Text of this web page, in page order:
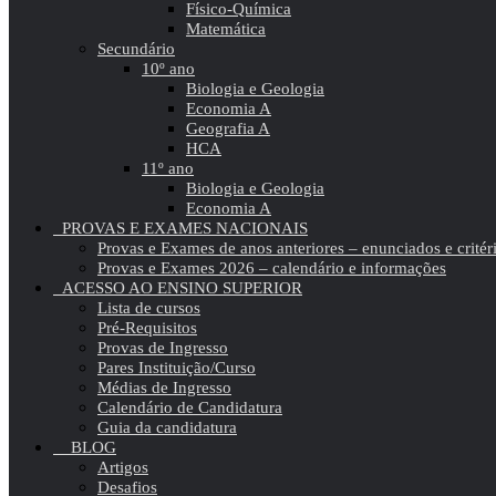
Físico-Química
Matemática
Secundário
10º ano
Biologia e Geologia
Economia A
Geografia A
HCA
11º ano
Biologia e Geologia
Economia A
PROVAS E EXAMES NACIONAIS
Provas e Exames de anos anteriores – enunciados e
Provas e Exames 2026 – calendário e informações
ACESSO AO ENSINO SUPERIOR
Lista de cursos
Pré-Requisitos
Provas de Ingresso
Pares Instituição/Curso
Médias de Ingresso
Calendário de Candidatura
Guia da candidatura
BLOG
Artigos
Desafios